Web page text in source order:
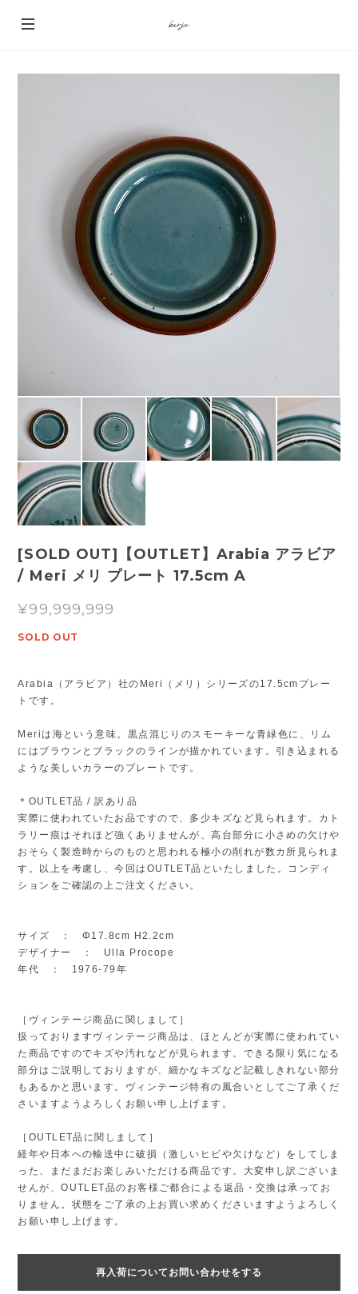
[SOLD OUT]【OUTLET】Arabia アラビア
/ Meri メリ プレート 17.5cm A
¥99,999,999
SOLD OUT
Arabia（アラビア）社のMeri（メリ）シリーズの17.5cmプレー
トです。
Meriは海という意味。黒点混じりのスモーキーな青緑色に、リム
にはブラウンとブラックのラインが描かれています。引き込まれる
ような美しいカラーのプレートです。
＊OUTLET品 / 訳あり品
実際に使われていたお品ですので、多少キズなど見られます。カト
ラリー痕はそれほど強くありませんが、高台部分に小さめの欠けや
おそらく製造時からのものと思われる極小の削れが数カ所見られま
す。以上を考慮し、今回はOUTLET品といたしました。コンディ
ションをご確認の上ご注文ください。
サイズ ： Φ17.8cm H2.2cm
デザイナー ： Ulla Procope
年代 ： 1976-79年
［ヴィンテージ商品に関しまして］
扱っておりますヴィンテージ商品は、ほとんどが実際に使われてい
た商品ですのでキズや汚れなどが見られます。できる限り気になる
部分はご説明しておりますが、細かなキズなど記載しきれない部分
もあるかと思います。ヴィンテージ特有の風合いとしてご了承くだ
さいますようよろしくお願い申し上げます。
［OUTLET品に関しまして］
経年や日本への輸送中に破損（激しいヒビや欠けなど）をしてしま
った、まだまだお楽しみいただける商品です。大変申し訳ございま
せんが、OUTLET品のお客様ご都合による返品・交換は承ってお
りません。状態をご了承の上お買い求めくださいますようよろしく
お願い申し上げます。
再入荷についてお問い合わせをする